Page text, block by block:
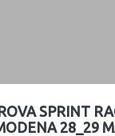
SPRINT
28_29